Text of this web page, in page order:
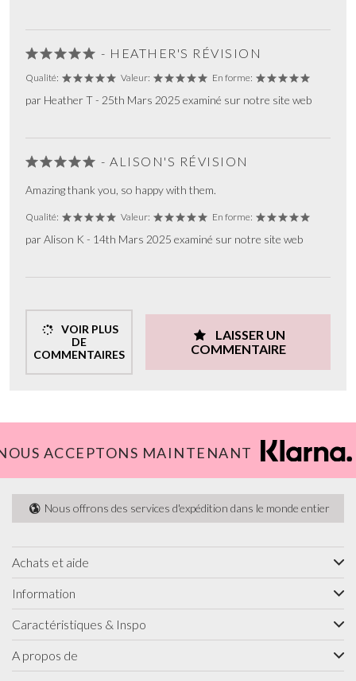
- HEATHER'S RÉVISION
Qualité: Valeur: En forme:
par Heather T - 25th Mars 2025 examiné sur notre site web
- ALISON'S RÉVISION
Amazing thank you, so happy with them.
Qualité: Valeur: En forme:
par Alison K - 14th Mars 2025 examiné sur notre site web
VOIR PLUS
DE
COMMENTAIRES
LAISSER UN
COMMENTAIRE
ACCEPTONS MAINTENANT
Nous offrons des services d'expédition dans le monde entier
Achats et aide
Information
Caractéristiques & Inspo
A propos de